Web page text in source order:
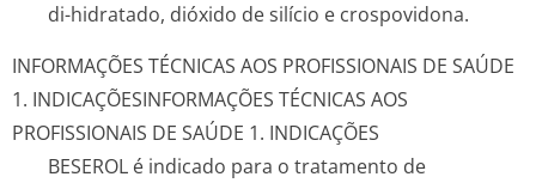
di-hidratado, dióxido de silício e crospovidona.
INFORMAÇÕES TÉCNICAS AOS PROFISSIONAIS DE SAÚDE
1. INDICAÇÕESINFORMAÇÕES TÉCNICAS AOS
PROFISSIONAIS DE SAÚDE 1. INDICAÇÕES
BESEROL é indicado para o tratamento de